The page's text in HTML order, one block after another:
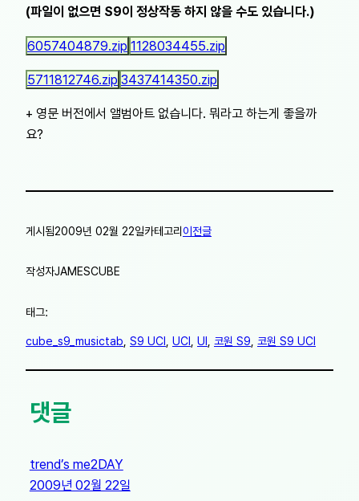
(파일이 없으면 S9이 정상작동 하지 않을 수도 있습니다.)
6057404879.zip 1128034455.zip
5711812746.zip 3437414350.zip
+ 영문 버전에서 앨범아트 없습니다. 뭐라고 하는게 좋을까
요?
게시됨2009년 02월 22일카테고리이전글
작성자JAMESCUBE
태그:
cube_s9_musictab S9 UCI UCI UI 코원 S9 코원 S9 UCI
댓글
trend’s me2DAY
2009년 02월 22일